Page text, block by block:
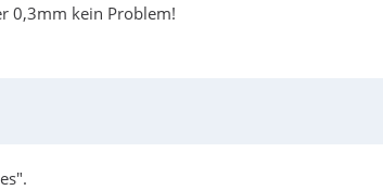
0,3mm kein Problem!